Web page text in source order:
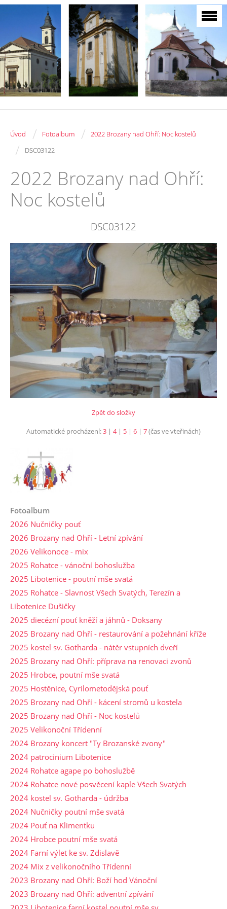
Úvod / Fotoalbum / 2022 Brozany nad Ohří: Noc kostelů
/ DSC03122
2022 Brozany nad Ohří:
Noc kostelů
DSC03122
Zpět do složky
Automatické procházení:3 | 4| 5 | 6 | 7(čas ve vteřinách)
Fotoalbum
2026 Nučničky pouť
2026 Brozany nad Ohří - Letní zpívání
2026 Velikonoce - mix
2025 Rohatce - vánoční bohoslužba
2025 Libotenice - poutní mše svatá
2025 Rohatce - Slavnost Všech Svatých, Terezín a
Libotenice Dušičky
2025 diecézní pouť kněží a jáhnů - Doksany
2025 Brozany nad Ohří - restaurování a požehnání kříže
2025 kostel sv. Gotharda - nátěr vstupních dveří
2025 Brozany nad Ohří: příprava na renovaci zvonů
2025 Hrobce, poutní mše svatá
2025 Hostěnice, Cyrilometodějská pouť
2025 Brozany nad Ohří - kácení stromů u kostela
2025 Brozany nad Ohří - Noc kostelů
2025 Velikonoční Třídenní
2024 Brozany koncert "Ty Brozanské zvony"
2024 patrocinium Libotenice
2024 Rohatce agape po bohoslužbě
2024 Rohatce nové posvěcení kaple Všech Svatých
2024 kostel sv. Gotharda - údržba
2024 Nučničky poutní mše svatá
2024 Pouť na Klimentku
2024 Hrobce poutní mše svatá
2024 Farní výlet ke sv. Zdislavě
2024 Mix z velikonočního Třídenní
2023 Brozany nad Ohří: Boží hod Vánoční
2023 Brozany nad Ohří: adventní zpívání